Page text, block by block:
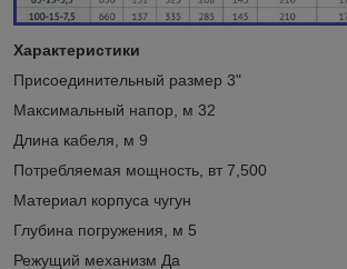
Характеристики
Присоединительный размер 3"
Максимальный напор, м 32
Длина кабеля, м 9
Потребляемая мощность, вт 7,500
Материал корпуса чугун
Глубина погружения, м 5
Режущий механизм Да